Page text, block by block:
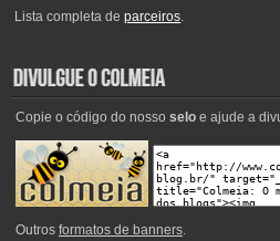
Lista completa deparceiros.
Copie o código do nosso seloe ajude a
Outros formatos de banners.